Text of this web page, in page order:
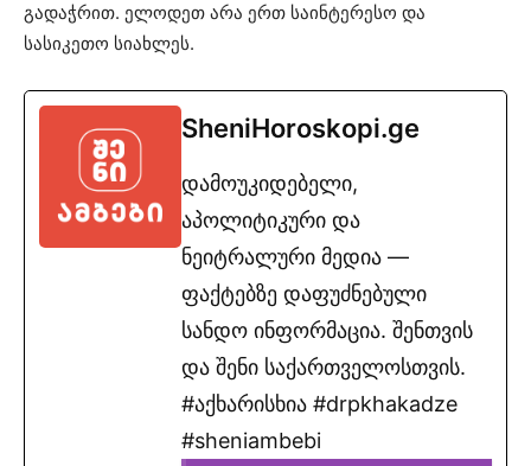
გადაჭრით. ელოდეთ არა ერთ საინტერესო და
სასიკეთო სიახლეს.
SheniHoroskopi.ge
დამოუკიდებელი,
აპოლიტიკური და
ნეიტრალური მედია —
ფაქტებზე დაფუძნებული
სანდო ინფორმაცია. შენთვის
და შენი საქართველოსთვის.
#აქხარისხია #drpkhakadze
#sheniambebi